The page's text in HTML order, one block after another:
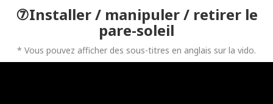
⑦Installer / manipuler / retirer le
pare-soleil
* Vous pouvez afficher des sous-titres en anglais sur la vido.